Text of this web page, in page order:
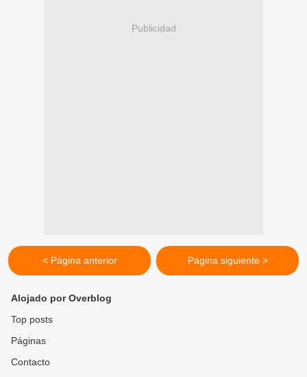
Publicidad
< Página anterior Página siguiente >
Alojado por Overblog
Top posts
Páginas
Contacto